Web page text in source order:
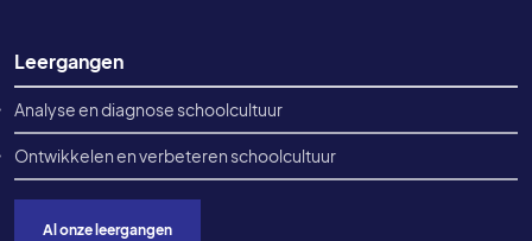
Leergangen
Analyse en diagnose schoolcultuur
Ontwikkelen en verbeteren schoolcultuur
Al onze leergangen